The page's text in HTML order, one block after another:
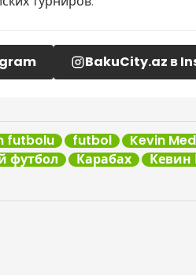
BakuCity.az в
futbolu futbol Kevin
футбол
Карабах